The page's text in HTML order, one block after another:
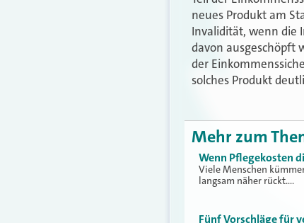
neues Produkt am
Invalidität, wenn die
davon ausgeschöpft
der
solches Produkt
Mehr zum
Wenn Pflegekosten
Viele Menschen
langsam näher rückt.…
Fünf Vorschläge für